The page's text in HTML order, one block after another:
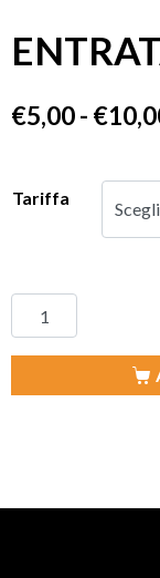
€5,00- €
Tariffa